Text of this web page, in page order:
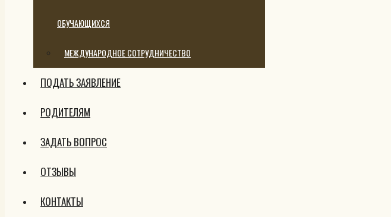
ОБУЧАЮЩИХСЯ
МЕЖДУНАРОДНОЕ СОТРУДНИЧЕСТВО
ПОДАТЬ ЗАЯВЛЕНИЕ
РОДИТЕЛЯМ
ЗАДАТЬ ВОПРОС
ОТЗЫВЫ
КОНТАКТЫ